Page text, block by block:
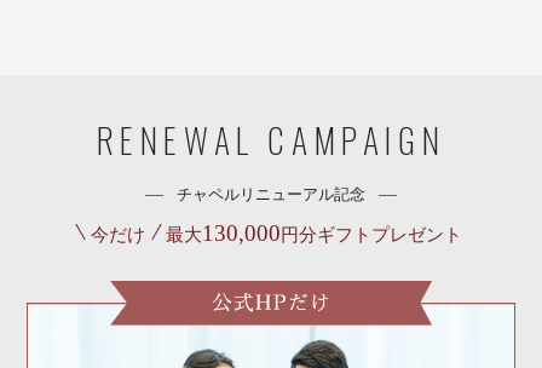
RENEWAL CAMPAIGN
チャペルリニューアル記念
今だけ 最大130,000円分ギフトプレゼント